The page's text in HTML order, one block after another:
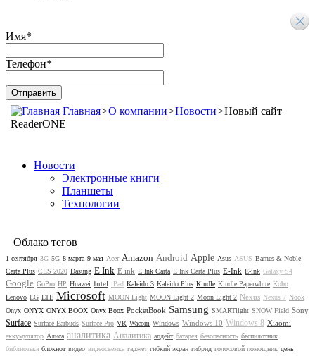
Имя*
Телефон*
Главная>О компании>Новости>Новый сайт
ReaderONE
Новости
Электронные книги
Планшеты
Технологии
Облако тегов
1 сентября 3G 5G 8 марта 9 мая Acer Amazon Android Apple Asus ASUS Barnes & Noble
Carta Plus CES 2020 Dasung E Ink E ink E Ink Carta E Ink Carta Plus E-Ink E-ink Galaxy S4
Google GoPro HP Huawei Intel iPad Kaleido 3 Kaleido Plus Kindle Kindle Paperwhite Kobo
Lenovo LG LTE Microsoft MOON Light MOON Light 2 Moon Light 2 Nexus Nexus 7 Nook
Onyx ONYX ONYX BOOX Onyx Boox PocketBook Samsung SMARTlight SNOW Field Sony
Surface Surface Earbuds Surface Pro VR Wacom Windows Windows 10 Windows 8 Xiaomi
аккумулятор Алиса аналитика Аналитика апдейт батарея безопасность беспилотник
библиотека блокнот видео видеосъемка гаджет гибкий экран гибрид голосовой помощник день